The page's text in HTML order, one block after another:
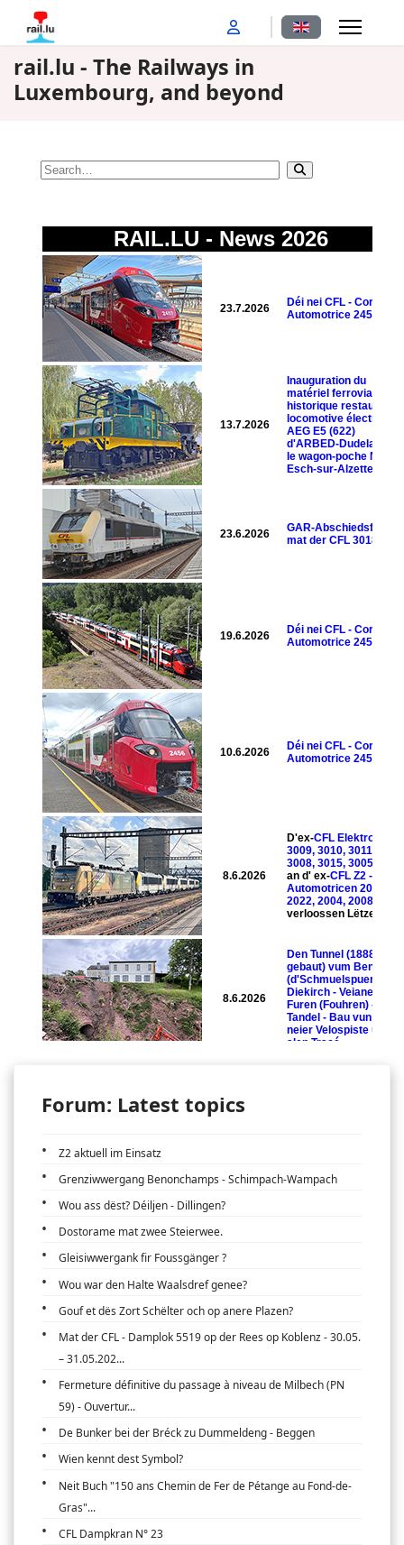
Select your
rail.lu - The Railways in
Luxembourg, and beyond
Forum: Latest topics
Z2 aktuell im Einsatz
Grenziwwergang Benonchamps - Schimpach-Wampach
Wou ass dëst? Déiljen - Dillingen?
Dostorame mat zwee Steierwee.
Gleisiwwergank fir Foussgänger ?
Wou war den Halte Waalsdref genee?
Gouf et dës Zort Schëlter och op anere Plazen?
Mat der CFL - Damplok 5519 op der Rees op Koblenz - 30.05.
– 31.05.202...
Fermeture définitive du passage à niveau de Milbech (PN
59) - Ouvertur...
De Bunker bei der Bréck zu Dummeldeng - Beggen
Wien kennt dest Symbol?
Neit Buch "150 ans Chemin de Fer de Pétange au Fond-de-
Gras"...
CFL Dampkran N° 23